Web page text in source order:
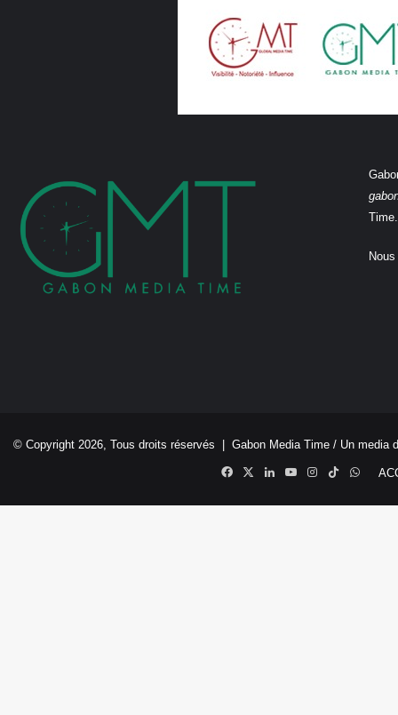
Time.
© Copyright 2026, Tous droits réservés | Gabon Media Time / Un media
Facebook
X LinkedinYouTubeInstagram
TikTok